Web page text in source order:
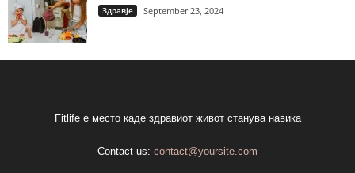
Здравје September 23, 2024
Fitlife е место каде здравиот живот станува навика
Contact us: contact@yoursite.com